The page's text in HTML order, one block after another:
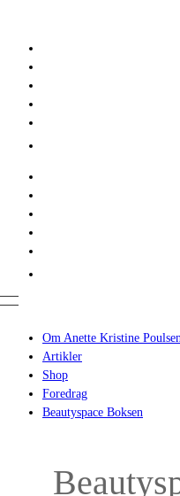
Om Anette Kristine
Artikler
Shop
Foredrag
Beautyspace Boksen